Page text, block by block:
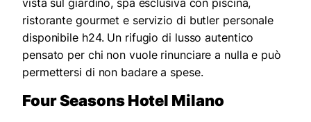
ristorante gourmet e servizio di butler personale
disponibile h24. Un rifugio di lusso autentico
pensato per chi non vuole rinunciare a nulla e può
permettersi di non badare a spese.
Four Seasons Hotel Milano